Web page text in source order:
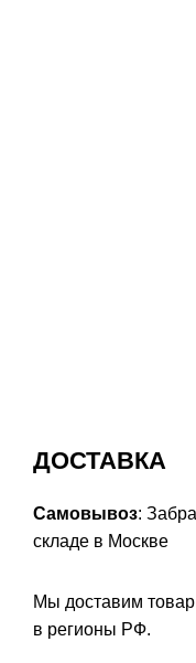
ДОСТАВКА
Самовывоз:
складе в Москве
Мы доставим
в регионы РФ.